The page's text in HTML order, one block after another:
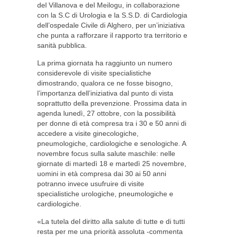
del Villanova e del Meilogu, in collaborazione
con la S.C di Urologia e la S.S.D. di Cardiologia
dell’ospedale Civile di Alghero, per un’iniziativa
che punta a rafforzare il rapporto tra territorio e
sanità pubblica.
La prima giornata ha raggiunto un numero
considerevole di visite specialistiche
dimostrando, qualora ce ne fosse bisogno,
l’importanza dell’iniziativa dal punto di vista
soprattutto della prevenzione. Prossima data in
agenda lunedì, 27 ottobre, con la possibilità
per donne di età compresa tra i 30 e 50 anni di
accedere a visite ginecologiche,
pneumologiche, cardiologiche e senologiche. A
novembre focus sulla salute maschile: nelle
giornate di martedì 18 e martedì 25 novembre,
uomini in età compresa dai 30 ai 50 anni
potranno invece usufruire di visite
specialistiche urologiche, pneumologiche e
cardiologiche.
«La tutela del diritto alla salute di tutte e di tutti
resta per me una priorità assoluta -commenta